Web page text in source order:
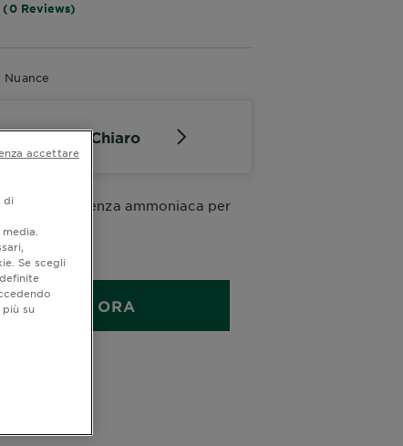
Reviews)
Nuance
- Castano Chiaro
senza ammoniaca per
KIT
ACQUISTA ORA
di
Se scegli
su
accettare